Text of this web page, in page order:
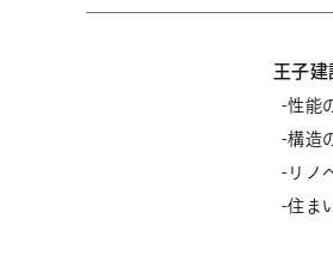
王子建
性能
構造
リノ
住ま